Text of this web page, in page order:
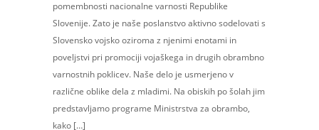
pomembnosti nacionalne varnosti Republike
Slovenije. Zato je naše poslanstvo aktivno sodelovati s
Slovensko vojsko oziroma z njenimi enotami in
poveljstvi pri promociji vojaškega in drugih obrambno
varnostnih poklicev. Naše delo je usmerjeno v
različne oblike dela z mladimi. Na obiskih po šolah jim
predstavljamo programe Ministrstva za obrambo,
kako […]